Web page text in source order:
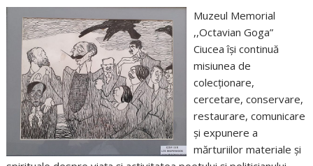
Muzeul Memorial
,,Octavian Goga”
Ciucea își continuă
misiunea de
colecționare,
cercetare, conservare,
restaurare, comunicare
și expunere a
mărturiilor materiale și